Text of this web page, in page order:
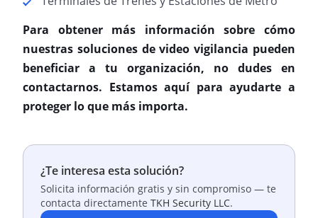
Para obtener más información sobre cómo
nuestras soluciones de video vigilancia pueden
beneficiar a tu organización, no dudes en
contactarnos. Estamos aquí para ayudarte a
proteger lo que más importa.
¿Te interesa esta solución?
Solicita información gratis y sin compromiso — te
contacta directamente TKH Security LLC.